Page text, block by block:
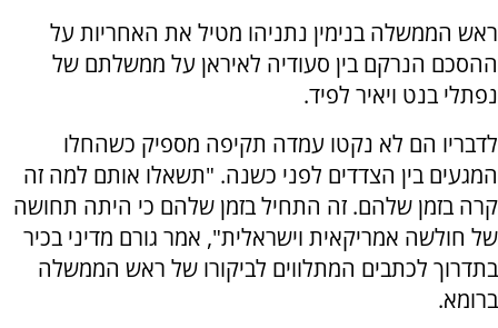
ראש הממשלה בנימין נתניהו מטיל את האחריות על
ההסכם הנרקם בין סעודיה לאיראן על ממשלתם של
נפתלי בנט ויאיר לפיד.
לדבריו הם לא נקטו עמדה תקיפה מספיק כשהחלו
המגעים בין הצדדים לפני כשנה. "תשאלו אותם למה זה
קרה בזמן שלהם. זה התחיל בזמן שלהם כי היתה תחושה
של חולשה אמריקאית וישראלית", אמר גורם מדיני בכיר
בתדרוך לכתבים המתלווים לביקורו של ראש הממשלה
ברומא.